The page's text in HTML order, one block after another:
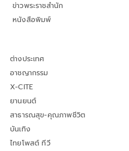
ข่าวพระราชสำนัก
หนังสือพิมพ์
ต่างประเทศ
อาชญากรรม
X-CITE
ยานยนต์
สาธารณสุข-คุณภาพชีวิต
บันเทิง
ไทยโพสต์ ทีวี